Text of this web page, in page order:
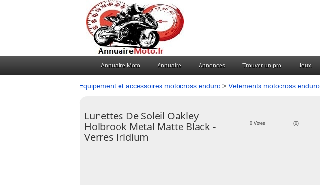
Annuaire Moto Annuaire Annonces Trouver un pro Jeux
Equipement et accessoires motocross enduro > Vêtements motocross enduro
Lunettes De Soleil Oakley
Holbrook Metal Matte Black -
Verres Iridium
0 Votes (0)